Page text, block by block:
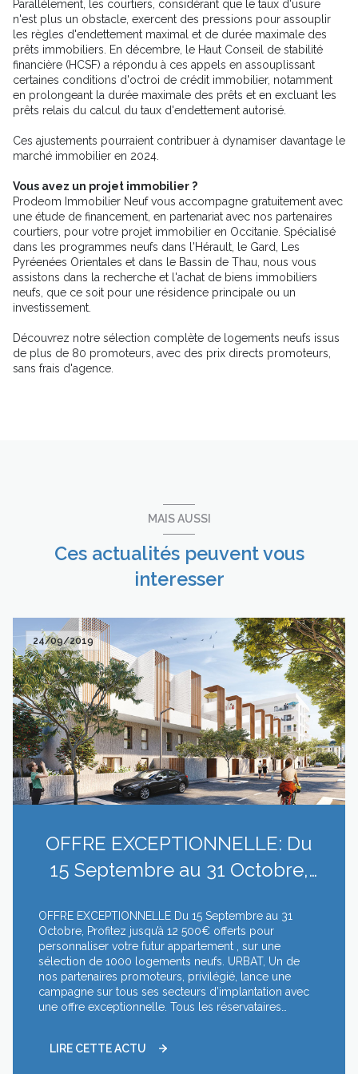
Parallèlement, les courtiers, considérant que le taux d'usure
n'est plus un obstacle, exercent des pressions pour assouplir
les règles d'endettement maximal et de durée maximale des
prêts immobiliers. En décembre, le Haut Conseil de stabilité
financière (HCSF) a répondu à ces appels en assouplissant
certaines conditions d'octroi de crédit immobilier, notamment
en prolongeant la durée maximale des prêts et en excluant les
prêts relais du calcul du taux d'endettement autorisé.
Ces ajustements pourraient contribuer à dynamiser davantage le
marché immobilier en 2024.
Vous avez un projet immobilier ?
Prodeom Immobilier Neuf vous accompagne gratuitement avec
une étude de financement, en partenariat avec nos partenaires
courtiers, pour votre projet immobilier en Occitanie. Spécialisé
dans les programmes neufs dans l'Hérault, le Gard, Les
Pyréenées Orientales et dans le Bassin de Thau, nous vous
assistons dans la recherche et l'achat de biens immobiliers
neufs, que ce soit pour une résidence principale ou un
investissement.
Découvrez notre sélection complète de logements neufs issus
de plus de 80 promoteurs, avec des prix directs promoteurs,
sans frais d'agence.
MAIS AUSSI
Ces actualités peuvent vous
interesser
24/09/2019
OFFRE EXCEPTIONNELLE: Du
15 Septembre au 31 Octobre,
pour pers...
OFFRE EXCEPTIONNELLE Du 15 Septembre au 31
Octobre, Profitez jusqu’à 12 500€ offerts pour
personnaliser votre futur appartement , sur une
sélection de 1000 logements neufs. URBAT, Un de
nos partenaires promoteurs, privilégié, lance une
campagne sur tous ses secteurs d’implantation avec
une offre exceptionnelle. Tous les réservataires
détaille comme il suit : - 8.500 € pour toutes
LIRE CETTE ACTU